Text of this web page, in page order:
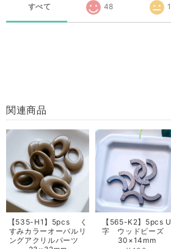
すべて 48 1
関連商品
【535-H1】5pcs く
すみカラーオーバルリ
ングアクリルパーツ
【565-K2】5pcs U
字 ウッドビーズ
30×14mm